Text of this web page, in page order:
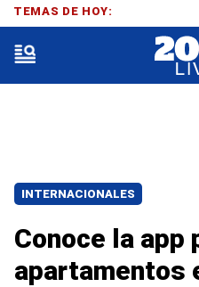
INTERNACIONALES
Conoce la app
apartamentos
TEMAS DE HOY: